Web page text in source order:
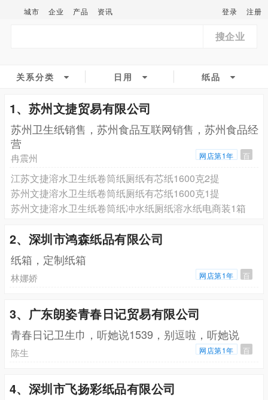
城市 企业 产品 资讯 登录 注册
搜企业
关系分类 日用 纸品
1、苏州文捷贸易有限公司
苏州卫生纸销售，苏州食品互联网销售，苏州食品经
营
冉震州 网店第1年 百
江苏文捷溶水卫生纸卷筒纸厕纸有芯纸1600克2提
苏州文捷溶水卫生纸卷筒纸厕纸有芯纸1600克1提
苏州文捷溶水卫生纸卷筒纸冲水纸厕纸溶水纸电商装1箱
2、深圳市鸿森纸品有限公司
纸箱，定制纸箱
林娜娇 网店第1年 百
3、广东朗姿青春日记贸易有限公司
青春日记卫生巾，听她说1539，别逗啦，听她说
陈生 网店第1年 百
4、深圳市飞扬彩纸品有限公司